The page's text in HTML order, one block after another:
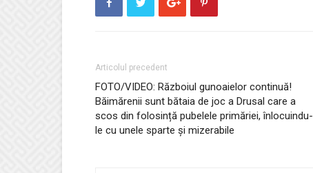
Articolul precedent
FOTO/VIDEO: Războiul gunoaielor continuă!
Băimărenii sunt bătaia de joc a Drusal care a
scos din folosință pubelele primăriei, înlocuindu-
le cu unele sparte și mizerabile